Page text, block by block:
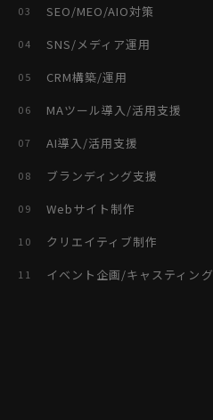
03 SEO/MEO/AIO対策
04 SNS/メディア運用
05 CRM構築/運用
06 MAツール導入/活用支援
07 AI導入/活用支援
08 ブランディング支援
09 Webサイト制作
10 クリエイティブ制作
11 イベント企画/キャスティング